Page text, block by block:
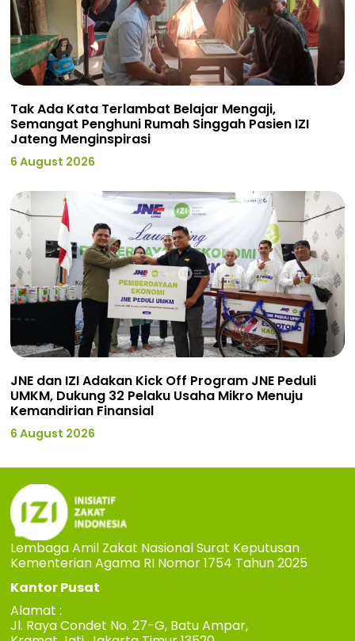
Tak Ada Kata Terlambat Belajar Mengaji,
Semangat Penghuni Rumah Singgah Pasien IZI
Jateng Menginspirasi
6 August 2026
JNE dan IZI Adakan Kick Off Program JNE Peduli
UMKM, Dukung 32 Pelaku Usaha Mikro Menuju
Kemandirian Finansial
6 August 2026
Lembaga Amil Zakat Nasional Surat Keputusan
Kementerian Agama RI Nomor 1754 Tahun 2025
Kantor Pusat
Alamat :
Jl. Raya Condet No. 27-G, Batu Ampar,